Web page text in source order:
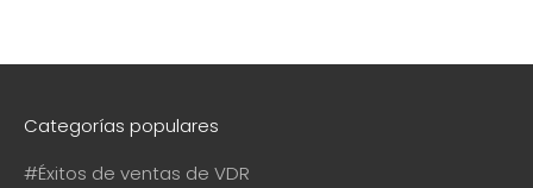
Categorías populares
#Éxitos de ventas de VDR